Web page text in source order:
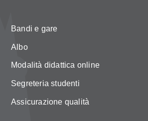
Bandi e gare
Albo
Modalità didattica online
Segreteria studenti
Assicurazione qualità